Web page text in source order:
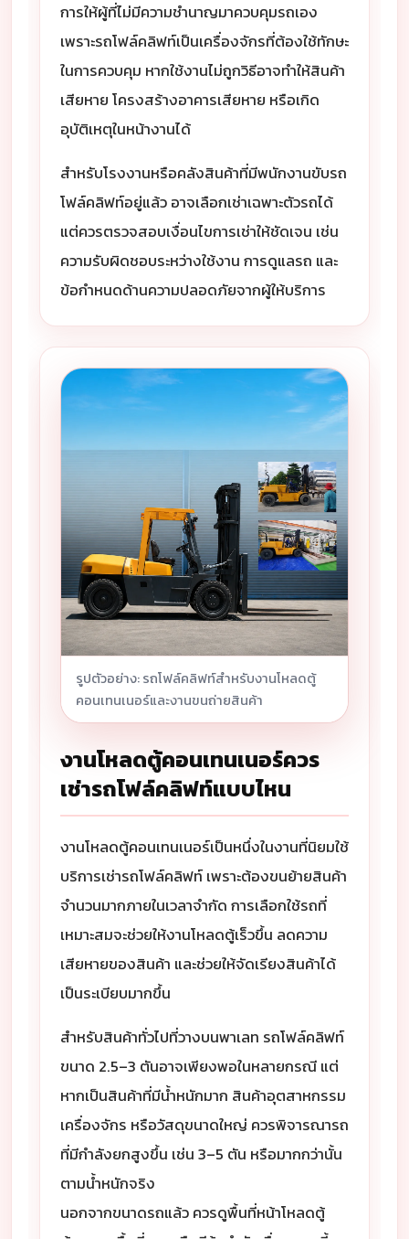
การให้ผู้ที่ไม่มีความชำนาญมาควบคุมรถเอง
เพราะรถโฟล์คลิฟท์เป็นเครื่องจักรที่ต้องใช้ทักษะ
ในการควบคุม หากใช้งานไม่ถูกวิธีอาจทำให้สินค้า
เสียหาย โครงสร้างอาคารเสียหาย หรือเกิด
อุบัติเหตุในหน้างานได้
สำหรับโรงงานหรือคลังสินค้าที่มีพนักงานขับรถ
โฟล์คลิฟท์อยู่แล้ว อาจเลือกเช่าเฉพาะตัวรถได้
แต่ควรตรวจสอบเงื่อนไขการเช่าให้ชัดเจน เช่น
ความรับผิดชอบระหว่างใช้งาน การดูแลรถ และ
ข้อกำหนดด้านความปลอดภัยจากผู้ให้บริการ
รูปตัวอย่าง: รถโฟล์คลิฟท์สำหรับงานโหลดตู้
คอนเทนเนอร์และงานขนถ่ายสินค้า
งานโหลดตู้คอนเทนเนอร์ควร
เช่ารถโฟล์คลิฟท์แบบไหน
งานโหลดตู้คอนเทนเนอร์เป็นหนึ่งในงานที่นิยมใช้
บริการเช่ารถโฟล์คลิฟท์ เพราะต้องขนย้ายสินค้า
จำนวนมากภายในเวลาจำกัด การเลือกใช้รถที่
เหมาะสมจะช่วยให้งานโหลดตู้เร็วขึ้น ลดความ
เสียหายของสินค้า และช่วยให้จัดเรียงสินค้าได้
เป็นระเบียบมากขึ้น
สำหรับสินค้าทั่วไปที่วางบนพาเลท รถโฟล์คลิฟท์
ขนาด 2.5–3 ตันอาจเพียงพอในหลายกรณี แต่
หากเป็นสินค้าที่มีน้ำหนักมาก สินค้าอุตสาหกรรม
เครื่องจักร หรือวัสดุขนาดใหญ่ ควรพิจารณารถ
ที่มีกำลังยกสูงขึ้น เช่น 3–5 ตัน หรือมากกว่านั้น
ตามน้ำหนักจริง
นอกจากขนาดรถแล้ว ควรดูพื้นที่หน้าโหลดตู้